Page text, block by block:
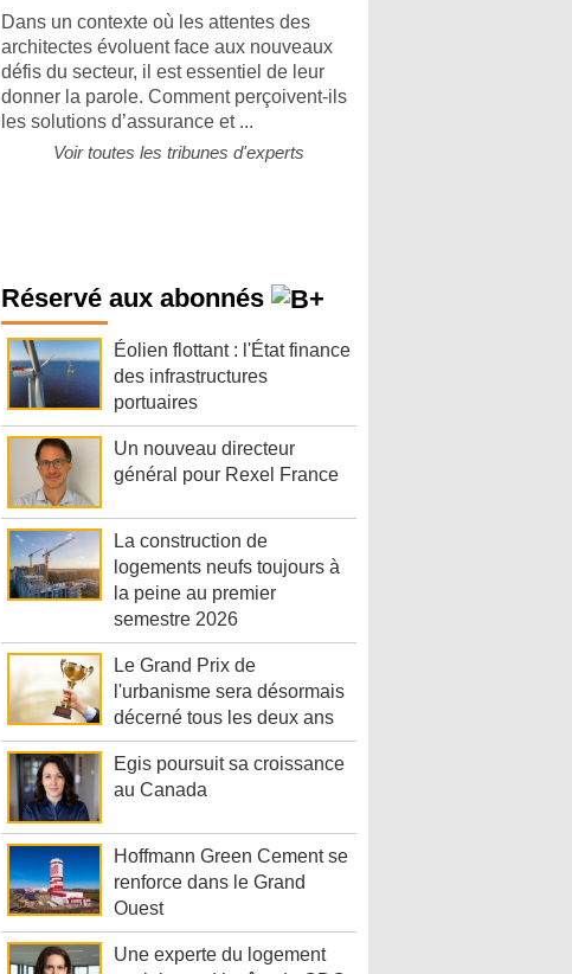
Dans un contexte où les attentes des
architectes évoluent face aux nouveaux
défis du secteur, il est essentiel de leur
donner la parole. Comment perçoivent-ils
les solutions d’assurance et ...
Voir toutes les tribunes d'experts
Réservé aux abonnés
Éolien flottant : l'État finance
des infrastructures
portuaires
Un nouveau directeur
général pour Rexel France
La construction de
logements neufs toujours à
la peine au premier
semestre 2026
Le Grand Prix de
l'urbanisme sera désormais
décerné tous les deux ans
Egis poursuit sa croissance
au Canada
Hoffmann Green Cement se
renforce dans le Grand
Ouest
Une experte du logement